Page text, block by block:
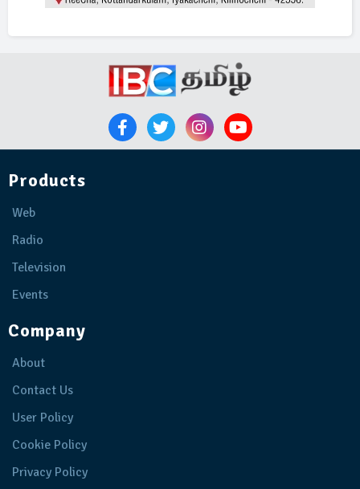
Products
Web
Radio
Television
Events
Company
About
Contact Us
User Policy
Cookie Policy
Privacy Policy